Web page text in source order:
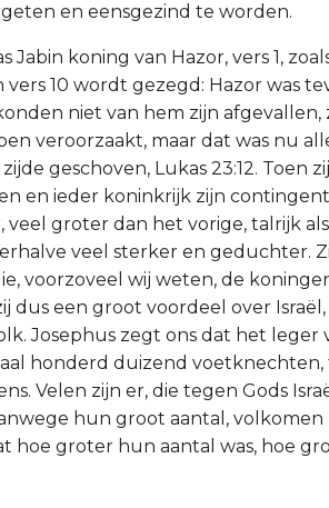
en eensgezind te worden.
Jabin koning van Hazor, vers 1,
vers 10 wordt gezegd: Hazor was
niet van hem zijn
veroorzaakt, maar dat was nu
geschoven, Lukas 23:12. Toen
en ieder koninkrijk zijn
veel groter dan het vorige, talrijk
veel sterker en geduchter.
voorzoveel wij weten, de
dus een groot voordeel over Israël,
Josephus zegt ons dat het leger
honderd duizend voetknechten,
Velen zijn er, die tegen Gods
hun groot aantal, volkomen
hoe groter hun aantal was, hoe